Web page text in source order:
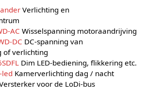
Verlichting en
AC Wisselspanning motoraandrijving
DC DC-spanning van
of verlichting
Dim LED-bediening, flikkering etc.
led Kamerverlichting dag / nacht
voor de LoDi-bus